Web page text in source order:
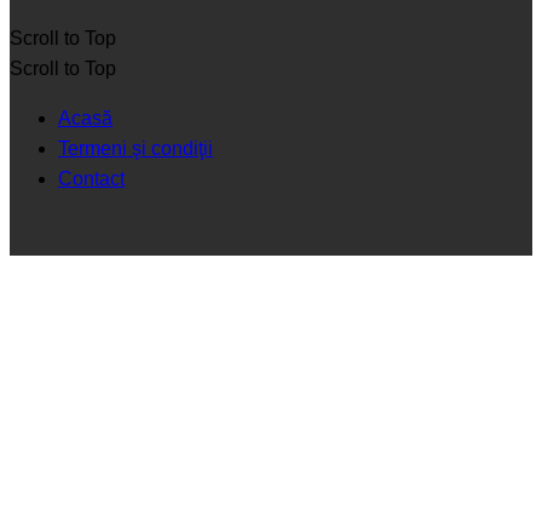
Scroll to Top
Scroll to Top
Acasă
Termeni şi condiţii
Contact